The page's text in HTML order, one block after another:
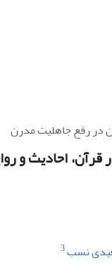
در رفع جاهلیت مدرن
احادیث و
نسب3